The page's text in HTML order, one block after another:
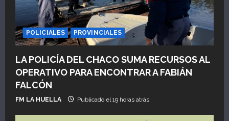
POLICIALES PROVINCIALES
LA POLICÍA DEL CHACO SUMA RECURSOS AL
OPERATIVO PARA ENCONTRAR A FABIÁN
FALCÓN
FM LA HUELLA Publicado el 19 horas atrás